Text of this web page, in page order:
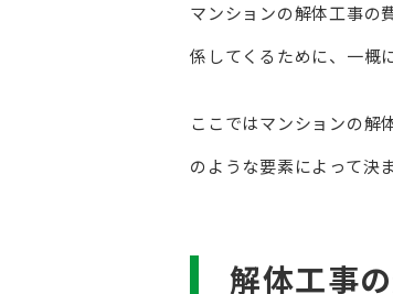
マンションの解体工事の
係してくるために、一概
ここではマンションの解
のような要素によって決
解体工事